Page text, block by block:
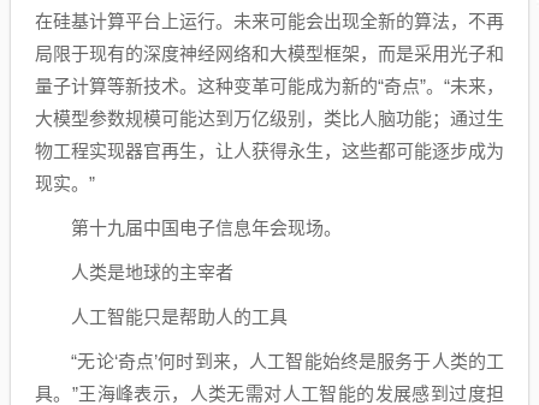
在硅基计算平台上运行。未来可能会出现全新的算法，不再
局限于现有的深度神经网络和大模型框架，而是采用光子和
量子计算等新技术。这种变革可能成为新的“奇点”。“未来，
大模型参数规模可能达到万亿级别，类比人脑功能；通过生
物工程实现器官再生，让人获得永生，这些都可能逐步成为
现实。”
第十九届中国电子信息年会现场。
人类是地球的主宰者
人工智能只是帮助人的工具
“无论‘奇点’何时到来，人工智能始终是服务于人类的工
具。”王海峰表示，人类无需对人工智能的发展感到过度担